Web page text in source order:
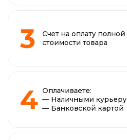
Счет на оплату полной
стоимости товара
Оплачиваете:
— Наличными курьеру
— Банковской картой